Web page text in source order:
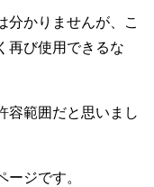
分かりませんが、こ
再び使用できるな
容範囲だと思いまし
ジです。